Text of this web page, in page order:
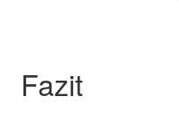
Fazit